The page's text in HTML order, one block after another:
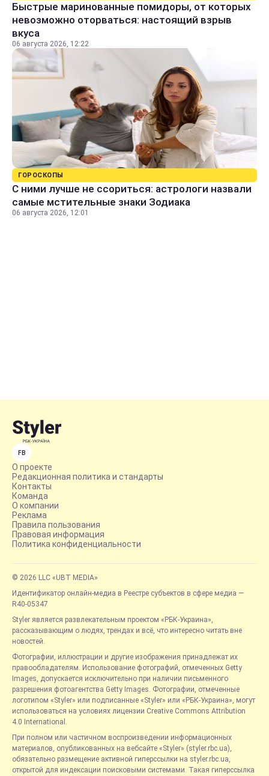
Быстрые маринованные помидоры, от которых
невозможно оторваться: настоящий взрыв
вкуса
06 августа 2026, 12:22
ГОРОСКОПЫ
С ними лучше не ссориться: астрологи назвали
самые мстительные знаки Зодиака
06 августа 2026, 12:01
FB
О проекте
Редакционная политика и стандарты
Контакты
Команда
О компании
Реклама
Правила пользования
Правовая информация
Политика конфиденциальности
© 2026 LLC «UBT MEDIA»
Идентификатор онлайн-медиа в Реестре субъектов в сфере медиа —
R40-05347
Styler является развлекательным проектом «РБК-Украина»,
рассказывающим о людях, трендах и всё, что интересно читать вне
новостей.
Фотографии, иллюстрации и другие изображения принадлежат их
правообладателям. Использование фотографий, отмеченных Getty
Images, допускается исключительно при наличии письменного
разрешения фотоагентства Getty Images. Фотографии, отмеченные
логотипом «Styler» или подписанные «Styler» или «РБК-Украина», могут
использоваться на условиях лицензии Creative Commons Attribution
4.0 International.
При полном или частичном воспроизведении информационных
материалов, опубликованных на вебсайте «Styler» (styler.rbc.ua),
обязательно размещение активной гиперссылки на styler.rbc.ua,
открытой для индексации поисковыми системами. Такая гиперссылка